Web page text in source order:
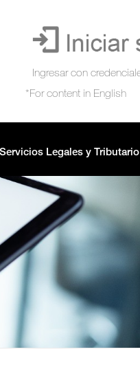
Servicios Legales y Tributario